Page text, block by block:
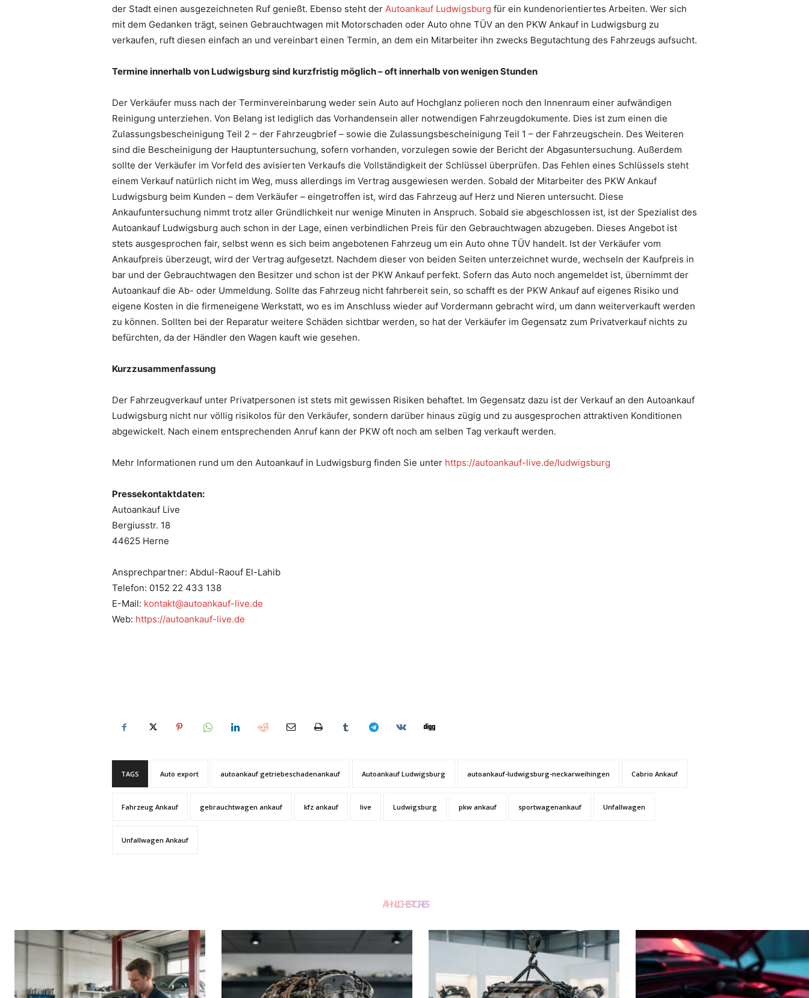
der Stadt einen ausgezeichneten Ruf genießt. Ebenso steht der Autoankauf Ludwigsburg für ein kundenorientiertes Arbeiten. Wer sich
mit dem Gedanken trägt, seinen Gebrauchtwagen mit Motorschaden oder Auto ohne TÜV an den PKW Ankauf in Ludwigsburg zu
verkaufen, ruft diesen einfach an und vereinbart einen Termin, an dem ein Mitarbeiter ihn zwecks Begutachtung des Fahrzeugs aufsucht.
Termine innerhalb von Ludwigsburg sind kurzfristig möglich – oft innerhalb von wenigen Stunden
Der Verkäufer muss nach der Terminvereinbarung weder sein Auto auf Hochglanz polieren noch den Innenraum einer aufwändigen
Reinigung unterziehen. Von Belang ist lediglich das Vorhandensein aller notwendigen Fahrzeugdokumente. Dies ist zum einen die
Zulassungsbescheinigung Teil 2 – der Fahrzeugbrief – sowie die Zulassungsbescheinigung Teil 1 – der Fahrzeugschein. Des Weiteren
sind die Bescheinigung der Hauptuntersuchung, sofern vorhanden, vorzulegen sowie der Bericht der Abgasuntersuchung. Außerdem
sollte der Verkäufer im Vorfeld des avisierten Verkaufs die Vollständigkeit der Schlüssel überprüfen. Das Fehlen eines Schlüssels steht
einem Verkauf natürlich nicht im Weg, muss allerdings im Vertrag ausgewiesen werden. Sobald der Mitarbeiter des PKW Ankauf
Ludwigsburg beim Kunden – dem Verkäufer – eingetroffen ist, wird das Fahrzeug auf Herz und Nieren untersucht. Diese
Ankaufuntersuchung nimmt trotz aller Gründlichkeit nur wenige Minuten in Anspruch. Sobald sie abgeschlossen ist, ist der Spezialist des
Autoankauf Ludwigsburg auch schon in der Lage, einen verbindlichen Preis für den Gebrauchtwagen abzugeben. Dieses Angebot ist
stets ausgesprochen fair, selbst wenn es sich beim angebotenen Fahrzeug um ein Auto ohne TÜV handelt. Ist der Verkäufer vom
Ankaufpreis überzeugt, wird der Vertrag aufgesetzt. Nachdem dieser von beiden Seiten unterzeichnet wurde, wechseln der Kaufpreis in
bar und der Gebrauchtwagen den Besitzer und schon ist der PKW Ankauf perfekt. Sofern das Auto noch angemeldet ist, übernimmt der
Autoankauf die Ab- oder Ummeldung. Sollte das Fahrzeug nicht fahrbereit sein, so schafft es der PKW Ankauf auf eigenes Risiko und
eigene Kosten in die firmeneigene Werkstatt, wo es im Anschluss wieder auf Vordermann gebracht wird, um dann weiterverkauft werden
zu können. Sollten bei der Reparatur weitere Schäden sichtbar werden, so hat der Verkäufer im Gegensatz zum Privatverkauf nichts zu
befürchten, da der Händler den Wagen kauft wie gesehen.
Kurzzusammenfassung
Der Fahrzeugverkauf unter Privatpersonen ist stets mit gewissen Risiken behaftet. Im Gegensatz dazu ist der Verkauf an den Autoankauf
Ludwigsburg nicht nur völlig risikolos für den Verkäufer, sondern darüber hinaus zügig und zu ausgesprochen attraktiven Konditionen
abgewickelt. Nach einem entsprechenden Anruf kann der PKW oft noch am selben Tag verkauft werden.
Mehr Informationen rund um den Autoankauf in Ludwigsburg finden Sie unter https://autoankauf-live.de/ludwigsburg
Pressekontaktdaten:
Autoankauf Live
Bergiusstr. 18
44625 Herne
Ansprechpartner: Abdul-Raouf El-Lahib
Telefon: 0152 22 433 138
E-Mail: kontakt@autoankauf-live.de
Web: https://autoankauf-live.de
TAGS Auto export autoankauf getriebeschadenankauf Autoankauf Ludwigsburg autoankauf-ludwigsburg-neckarweihingen Cabrio Ankauf
Fahrzeug Ankauf gebrauchtwagen ankauf kfz ankauf live Ludwigsburg pkw ankauf sportwagenankauf Unfallwagen
Unfallwagen Ankauf
ÄHNLICHE STORIES